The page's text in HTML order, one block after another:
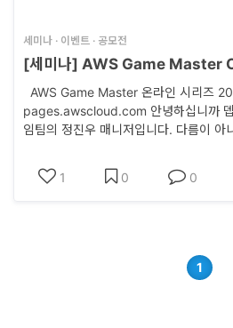
세미나 · 이벤트 · 공모전
[세미나] AWS Game Master
AWS Game Master 온라인 시리즈
pages.awscloud.com 안녕하십니까
임팀의 정진우 매니저입니다. 다름이 아
안내 차 인사드리게 되었습니다. Game
GMO)란, 연간 4회, 게임 업계 종사자
1 0 0
1